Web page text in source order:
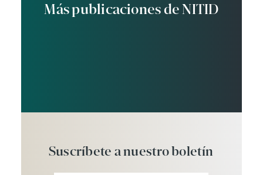
Más publicaciones de NITID
Suscríbete a nuestroboletín